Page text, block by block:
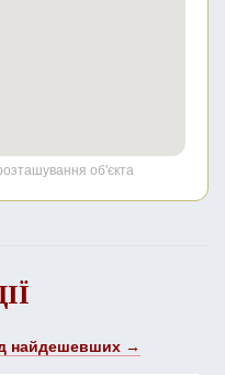
об'єкта
найдешевших →